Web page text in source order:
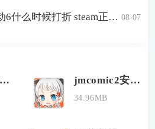
折 steam正版游戏低价购买渠道分享 08-07
芒果视频无限制次数
jmcomic2安装包1.6.9最新版
34.96MB